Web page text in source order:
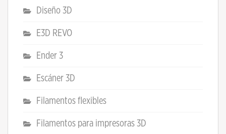
Diseño 3D
E3D REVO
Ender 3
Escáner 3D
Filamentos flexibles
Filamentos para impresoras 3D